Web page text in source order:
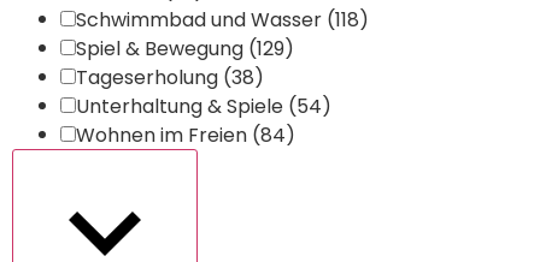
Schwimmbad und Wasser (118)
Spiel & Bewegung (129)
Tageserholung (38)
Unterhaltung & Spiele (54)
Wohnen im Freien (84)